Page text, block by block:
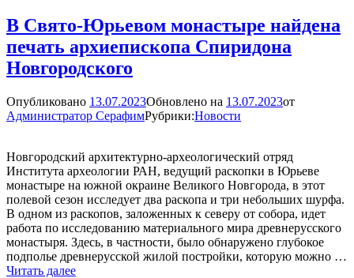
совершил
Литургию
в
соборе
В Свято-Юрьевом монастыре найдена
печать архиепископа Спиридона
Новгородского
Опубликовано 13.07.2023Обновлено на 13.07.2023от
Администратор СерафимРубрики:Новости
Новгородский архитектурно-археологический отряд
Института археологии РАН, ведущий раскопки в Юрьеве
монастыре на южной окраине Великого Новгорода, в этот
полевой сезон исследует два раскопа и три небольших шурфа.
В одном из раскопов, заложенных к северу от собора, идет
работа по исследованию материального мира древнерусского
монастыря. Здесь, в частности, было обнаружено глубокое
подполье древнерусской жилой постройки, которую можно …
Читать далееВ